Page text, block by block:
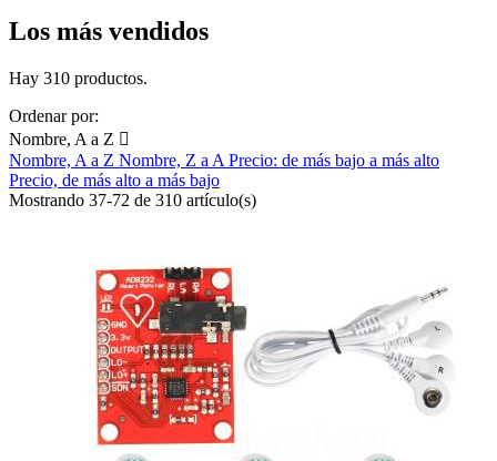
Los más vendidos
Hay 310 productos.
Ordenar por:
Nombre, A a Z 
Nombre, A a Z Nombre, Z a A Precio: de más bajo a más alto
Precio, de más alto a más bajo
Mostrando 37-72 de 310 artículo(s)